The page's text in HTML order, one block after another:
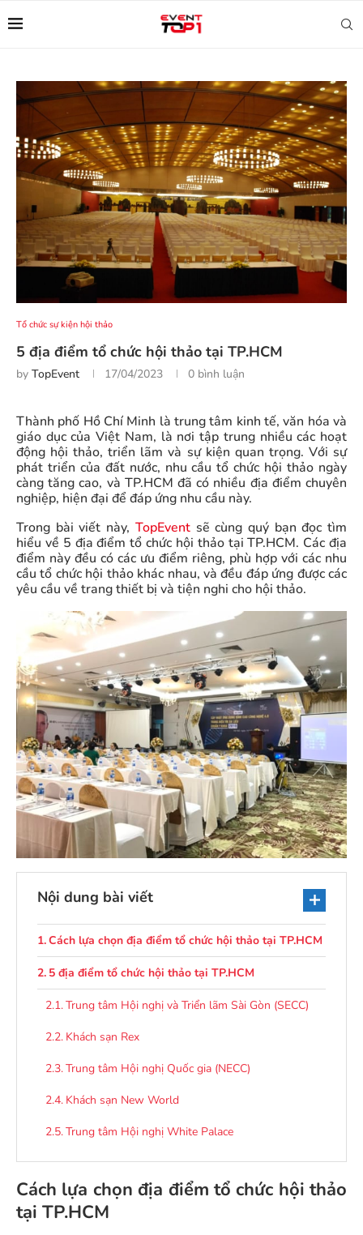
Tổ chức sự kiện hội thảo
5 địa điểm tổ chức hội thảo tại TP.HCM
by TopEvent 17/04/2023 0 bình luận
Thành phố Hồ Chí Minh là trung tâm kinh tế, văn hóa và
giáo dục của Việt Nam, là nơi tập trung nhiều các hoạt
động hội thảo, triển lãm và sự kiện quan trọng. Với sự
phát triển của đất nước, nhu cầu tổ chức hội thảo ngày
càng tăng cao, và TP.HCM đã có nhiều địa điểm chuyên
nghiệp, hiện đại để đáp ứng nhu cầu này.
Trong bài viết này, TopEventsẽ cùng quý bạn đọc tìm
hiểu về 5 địa điểm tổ chức hội thảo tại TP.HCM. Các địa
điểm này đều có các ưu điểm riêng, phù hợp với các nhu
cầu tổ chức hội thảo khác nhau, và đều đáp ứng được các
yêu cầu về trang thiết bị và tiện nghi cho hội thảo.
Nội dung bài viết
Cách lựa chọn địa điểm tổ chức hội thảo tại TP.HCM
5 địa điểm tổ chức hội thảo tại TP.HCM
Trung tâm Hội nghị và Triển lãm Sài Gòn (SECC)
Khách sạn Rex
Trung tâm Hội nghị Quốc gia (NECC)
Khách sạn New World
Trung tâm Hội nghị White Palace
Cách lựa chọn địa điểm tổ chức hội thảo
tại TP.HCM